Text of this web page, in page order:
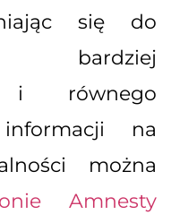
się do
bardziej
i równego
na
można
Amnesty